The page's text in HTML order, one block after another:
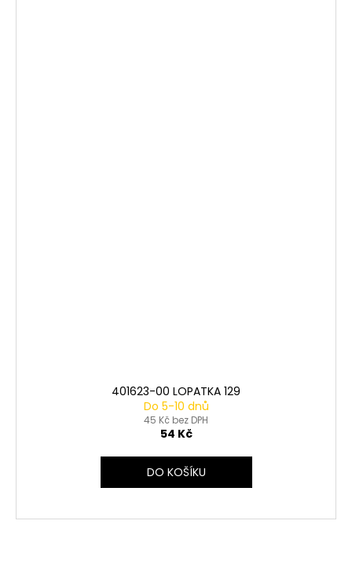
401623-00 LOPATKA 129
Do 5-10 dnů
45 Kč bez DPH
54 Kč
DO KOŠÍKU